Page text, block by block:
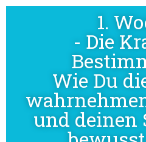
1.
- Die
Wie Du
und deinen